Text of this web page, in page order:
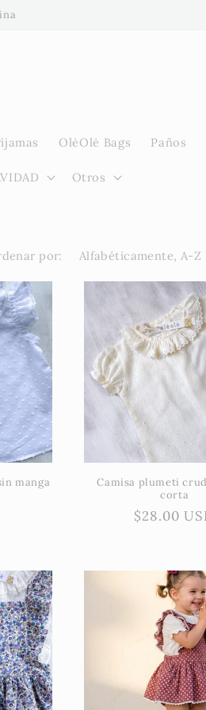
OlėOlė Bags Paños
Otros
por:
manga
Camisa plumeti
corta
Precio
$28.00